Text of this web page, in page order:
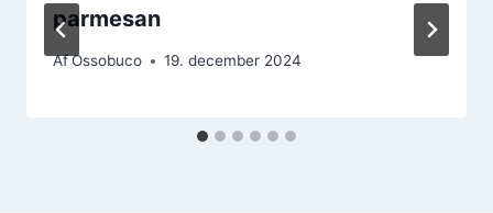
parmesan
AfOssobuco 19. december 2024